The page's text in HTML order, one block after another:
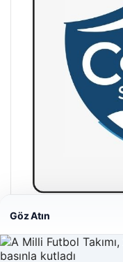
Hastaş Beton
26/05/2026
Göz Atın